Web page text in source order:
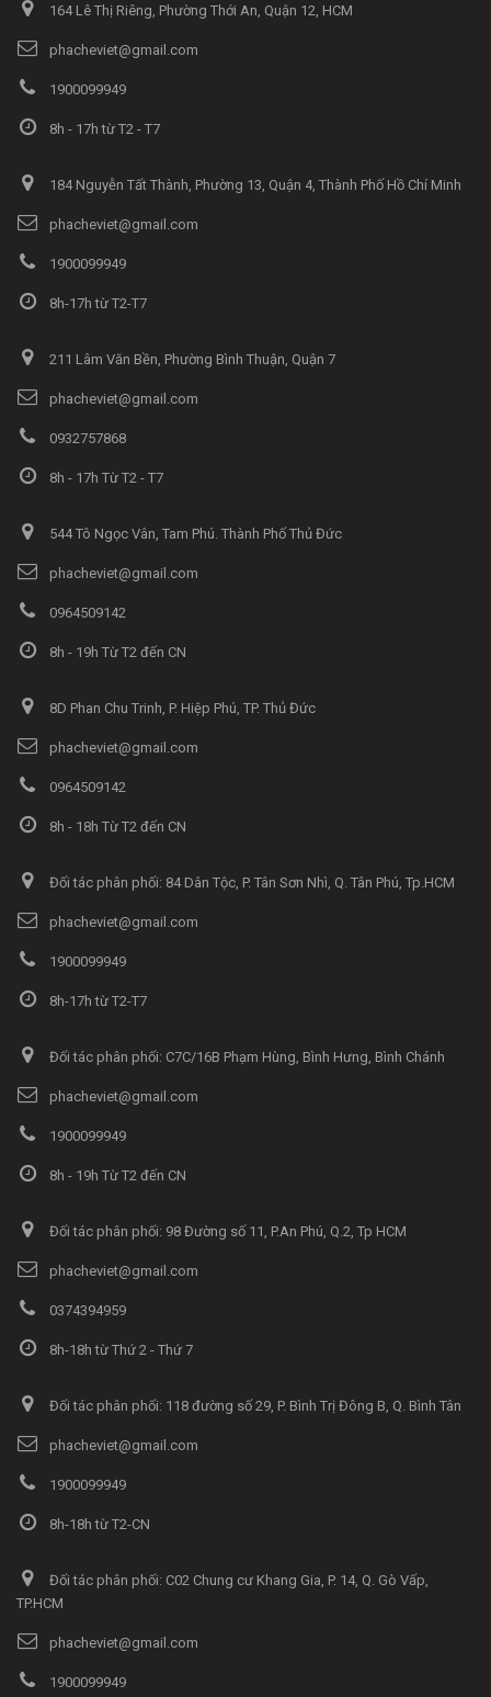
164 Lê Thị Riêng, Phường Thới An, Quận 12, HCM
phacheviet@gmail.com
1900099949
8h - 17h từ T2 - T7
184 Nguyễn Tất Thành, Phường 13, Quận 4, Thành Phố Hồ Chí Minh
phacheviet@gmail.com
1900099949
8h-17h từ T2-T7
211 Lâm Văn Bền, Phường Bình Thuận, Quận 7
phacheviet@gmail.com
0932757868
8h - 17h Từ T2 - T7
544 Tô Ngọc Vân, Tam Phú. Thành Phố Thủ Đức
phacheviet@gmail.com
0964509142
8h - 19h Từ T2 đến CN
8D Phan Chu Trinh, P. Hiệp Phú, TP. Thủ Đức
phacheviet@gmail.com
0964509142
8h - 18h Từ T2 đến CN
Đối tác phân phối: 84 Dân Tộc, P. Tân Sơn Nhì, Q. Tân Phú, Tp.HCM
phacheviet@gmail.com
1900099949
8h-17h từ T2-T7
Đối tác phân phối: C7C/16B Phạm Hùng, Bình Hưng, Bình Chánh
phacheviet@gmail.com
1900099949
8h - 19h Từ T2 đến CN
Đối tác phân phối: 98 Đường số 11, P.An Phú, Q.2, Tp HCM
phacheviet@gmail.com
0374394959
8h-18h từ Thứ 2 - Thứ 7
Đối tác phân phối: 118 đường số 29, P. Bình Trị Đông B, Q. Bình Tân
phacheviet@gmail.com
1900099949
8h-18h từ T2-CN
Đối tác phân phối: C02 Chung cư Khang Gia, P. 14, Q. Gò Vấp,
TP.HCM
phacheviet@gmail.com
1900099949